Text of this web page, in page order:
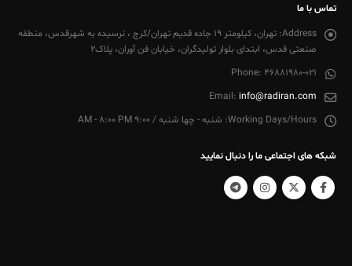
تماس با ما
Address:
تهران، کیلومتر 19 جاده قدیم تهران/کرج ، نرسیده به شهرقدس، منطقه
صنعتی قدس، ابتدای بلوار تولیدگران، خیابان فن آوران، پلاک2
Phone: 46881980-021
Email: info@radiran.com
Working Days/Hours: شنبه - چها شنبه / 9:00 AM - 8:00 PM
شبکه های اجتماعی ما را دنبال نمایید